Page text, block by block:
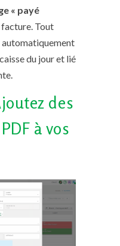
« payé
facture. Tout
automatiquement
du jour et lié
des
à vos